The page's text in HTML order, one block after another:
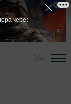
через